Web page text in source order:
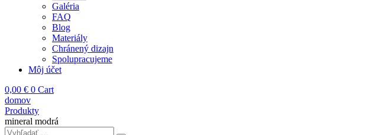
Galéria
FAQ
Blog
Materiály
Chránený dizajn
Spolupracujeme
Môj účet
0,00 € 0 Cart
domov
Produkty
mineral modrá